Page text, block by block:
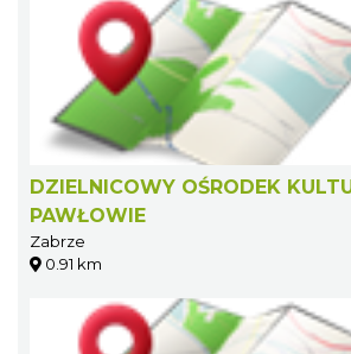
DZIELNICOWY OŚRODEK
PAWŁOWIE
Zabrze
0.91 km